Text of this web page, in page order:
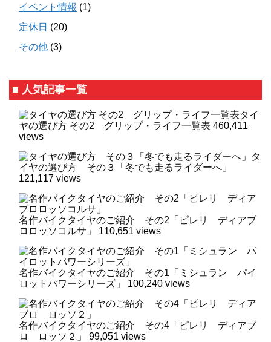
イベント情報 (1)
定休日 (20)
その他 (3)
■ 人気記事一覧
タイ
ヤの選び方 その2 グリップ・ライフ一覧表 460,411
views
タ
イヤの選び方 その３「冬でも走るライダーへ」
121,117 views
名作バイクタイヤのご紹介 その2「ピレリ ディアブ
ロロッソコルサ」
110,651 views
名作バイクタイヤのご紹介 その1「ミシュラン パイ
ロットパワーシリーズ」
100,240 views
名作バイクタイヤのご紹介 その4「ピレリ ディアブ
ロ ロッソ２」
99,051 views